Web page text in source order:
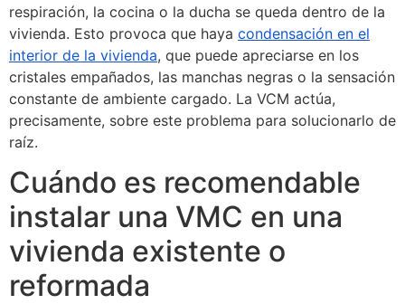
respiración, la cocina o la ducha se queda dentro de la
vivienda. Esto provoca que haya condensación en el
interior de la vivienda, que puede apreciarse en los
cristales empañados, las manchas negras o la sensación
constante de ambiente cargado. La VCM actúa,
precisamente, sobre este problema para solucionarlo de
raíz.
Cuándo es recomendable
instalar una VMC en una
vivienda existente o
reformada